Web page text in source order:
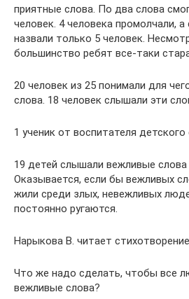
приятные слова. По два слова
человек. 4 человека промолчали, а
назвали только 5 человек.
большинство ребят все-таки
20 человек из 25 понимали для
слова. 18 человек слышали эти
1 ученик от воспитателя детского
19 детей слышали вежливые слова
Оказывается, если бы вежливых
жили среди злых, невежливых
постоянно ругаются.
Нарыкова В. читает
Что же надо сделать, чтобы все
вежливые слова?